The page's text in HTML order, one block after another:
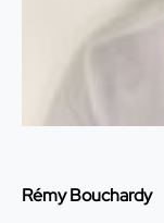
Rémy Bouchardy